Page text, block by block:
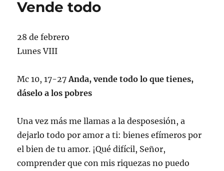
Vende todo
28 de febrero
Lunes VIII
Mc 10, 17-27Anda, vende todo lo que tienes,
dáselo a los pobres
Una vez más me llamas a la desposesión, a
dejarlo todo por amor a ti: bienes efímeros por
el bien de tu amor. ¡Qué difícil, Señor,
comprender que con mis riquezas no puedo